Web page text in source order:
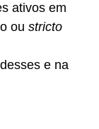
ativos em
oustricto
e na